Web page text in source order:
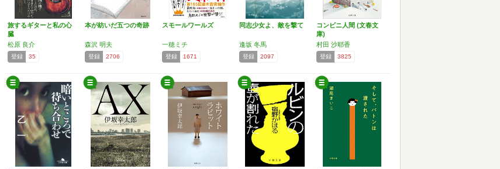
旅するギターと私の心
臓
松原 良介
登録 35
本が紡いだ五つの奇跡
森沢 明夫
登録 2706
スモールワールズ
一穂ミチ
登録 1671
同志少女よ、敵を撃て
逢坂 冬馬
登録 2097
コンビニ人間 (文春文
庫)
村田 沙耶香
登録 3825